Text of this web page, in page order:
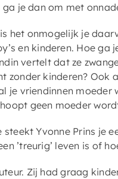
je dan om met
het onmogelijk je
en kinderen. Hoe
vertelt dat ze
zonder kinderen? Ook
je vriendinnen moeder
geen moeder
Yvonne Prins je
’treurig’ leven is of
Zij had graag